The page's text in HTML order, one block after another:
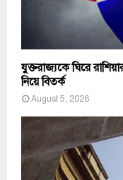
যুক্তরাজ্যকে ঘিরে
নিয়ে বিতর্ক
August 5, 2026